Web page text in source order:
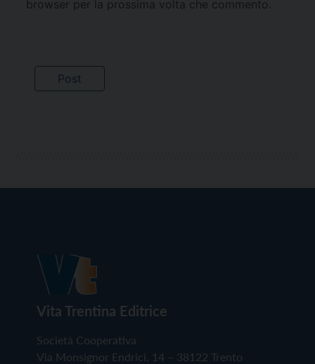
browser per la prossima volta che commento.
Vita Trentina Editrice
Società Cooperativa
Via Monsignor Endrici, 14 – 38122 Trento